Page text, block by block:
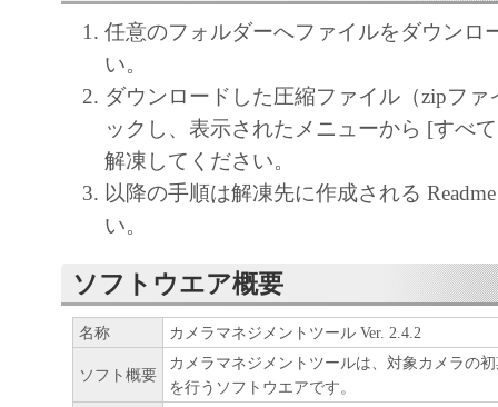
１．権利の留保
(1) 「許諾ソフトウェア」に関する著作権
利は、キヤノンまたはキヤノンのライセン
す。
(2) 本契約に明示的に定める場合を除き、
キヤノンのライセンサーのいかなる知的財
ものではありません。
(3) お客様は、「許諾ソフトウェア」に含
またはキヤノンのライセンサーの著作権表
または削除してはなりません。
任意のフォルダーへファイルをダウンロ
い。
ダウンロードした圧縮ファイル（zipファ
ックし、表示されたメニューから [すべ
解凍してください。
以降の手順は解凍先に作成される
い。
ソフトウエア概要
名称 カメラマネジメントツール Ver. 2.4.2
ソフト概要
カメラマネジメントツールは、対象カメラの
を行うソフトウエアです。